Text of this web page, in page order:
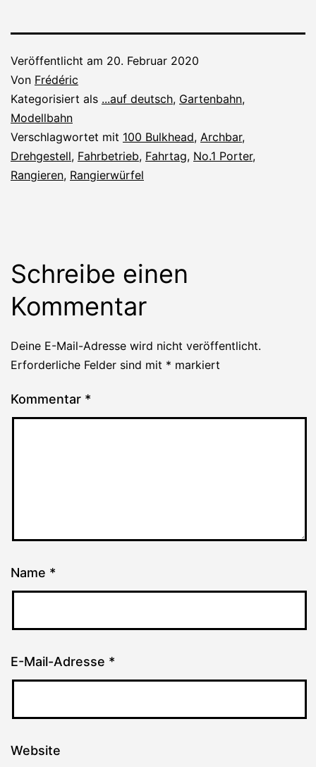
Veröffentlicht am 20. Februar 2020
Von Frédéric
Kategorisiert als ...auf deutsch, Gartenbahn,
Modellbahn
Verschlagwortet mit 100 Bulkhead, Archbar,
Drehgestell, Fahrbetrieb, Fahrtag, No.1 Porter,
Rangieren, Rangierwürfel
Schreibe einen
Kommentar
Deine E-Mail-Adresse wird nicht veröffentlicht.
Erforderliche Felder sind mit * markiert
Kommentar *
Name *
E-Mail-Adresse *
Website